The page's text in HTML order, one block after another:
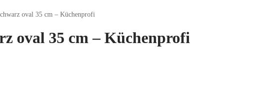
oval 35 cm – Küchenprofi
oval 35 cm – Küchenprofi